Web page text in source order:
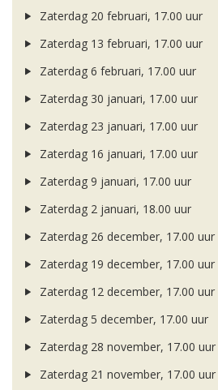
Zaterdag 20 februari, 17.00 uur
Zaterdag 13 februari, 17.00 uur
Zaterdag 6 februari, 17.00 uur
Zaterdag 30 januari, 17.00 uur
Zaterdag 23 januari, 17.00 uur
Zaterdag 16 januari, 17.00 uur
Zaterdag 9 januari, 17.00 uur
Zaterdag 2 januari, 18.00 uur
Zaterdag 26 december, 17.00 uur
Zaterdag 19 december, 17.00 uur
Zaterdag 12 december, 17.00 uur
Zaterdag 5 december, 17.00 uur
Zaterdag 28 november, 17.00 uur
Zaterdag 21 november, 17.00 uur